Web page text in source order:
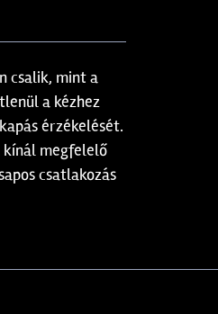
csalik, mint a
a kézhez
érzékelését.
kínál megfelelő
csatlakozás